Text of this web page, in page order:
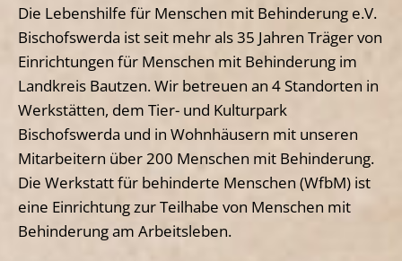
Die Lebenshilfe für Menschen mit Behinderung e.V.
Bischofswerda ist seit mehr als 35 Jahren Träger von
Einrichtungen für Menschen mit Behinderung im
Landkreis Bautzen. Wir betreuen an 4 Standorten in
Werkstätten, dem Tier- und Kulturpark
Bischofswerda und in Wohnhäusern mit unseren
Mitarbeitern über 200 Menschen mit Behinderung.
Die Werkstatt für behinderte Menschen (WfbM) ist
eine Einrichtung zur Teilhabe von Menschen mit
Behinderung am Arbeitsleben.